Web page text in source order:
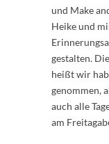
und Make
Heike und
gestalten.
heißt wir
genommen,
auch alle
am